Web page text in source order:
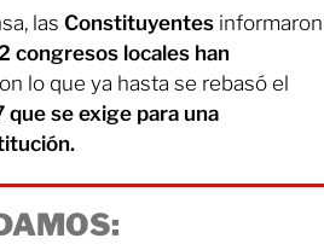
las Constituyentes informaron
congresos locales han
lo que ya hasta se rebasó el
que se exige para una